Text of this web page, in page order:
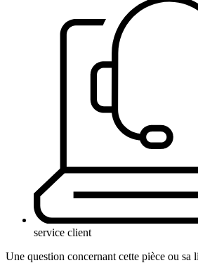
service client
Une question concernant cette pièce ou sa